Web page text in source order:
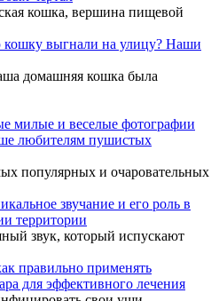
кошка, вершина пищевой
выгнали на улицу? Наши
домашняя кошка была
милые и веселые фотографии
любителям пушистых
популярных и очаровательных
звучание и его роль в
территории
звук, который испускают
правильно применять
для эффективного лечения